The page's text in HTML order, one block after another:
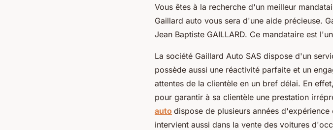
Vous êtes à la recherche d'un meilleur
Gaillard auto vous sera d'une aide précieuse.
Jean Baptiste GAILLARD. Ce mandataire est
La société Gaillard Auto SAS dispose d'un
possède aussi une réactivité parfaite et un
attentes de la clientèle en un bref délai. En
pour garantir à sa clientèle une prestation
auto dispose de plusieurs années
intervient aussi dans la vente des voitures